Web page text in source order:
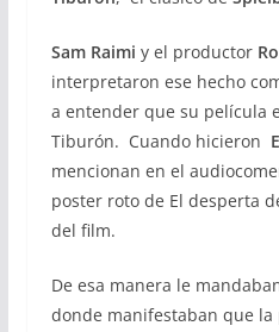
Sam Raimi y el productor
interpretaron ese hecho
a entender que su película
Tiburón. Cuando hicieron
mencionan en el
poster roto de El desperta
del film.
De esa manera le
donde manifestaban que